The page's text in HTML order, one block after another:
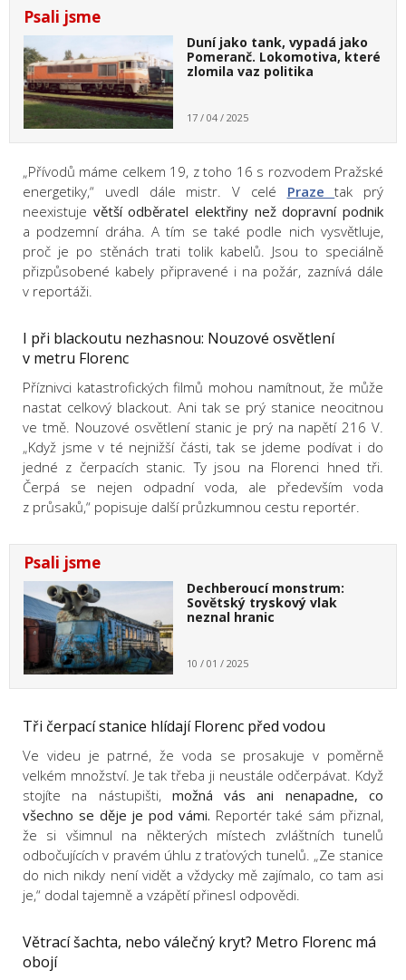
Psali jsme
Duní jako tank, vypadá jako
Pomeranč. Lokomotiva, které
zlomila vaz politika
17 / 04 / 2025
„Přívodů máme celkem 19, z toho 16 s rozvodem Pražské
energetiky,“ uvedl dále mistr. V celé Prazetak prý
neexistuje větší odběratel elektřiny než dopravní podnik
a podzemní dráha. A tím se také podle nich vysvětluje,
proč je po stěnách trati tolik kabelů. Jsou to speciálně
přizpůsobené kabely připravené i na požár, zaznívá dále
v reportáži.
I při blackoutu nezhasnou: Nouzové osvětlení
v metru Florenc
Příznivci katastrofických filmů mohou namítnout, že může
nastat celkový blackout. Ani tak se prý stanice neocitnou
ve tmě. Nouzové osvětlení stanic je prý na napětí 216 V.
„Když jsme v té nejnižší části, tak se jdeme podívat i do
jedné z čerpacích stanic. Ty jsou na Florenci hned tři.
Čerpá se nejen odpadní voda, ale především voda
z průsaků,“ popisuje další průzkumnou cestu reportér.
Psali jsme
Dechberoucí monstrum:
Sovětský tryskový vlak
neznal hranic
10 / 01 / 2025
Tři čerpací stanice hlídají Florenc před vodou
Ve videu je patrné, že voda se prosakuje v poměrně
velkém množství. Je tak třeba ji neustále odčerpávat. Když
stojíte na nástupišti, možná vás ani nenapadne, co
všechno se děje je pod vámi. Reportér také sám přiznal,
že si všimnul na některých místech zvláštních tunelů
odbočujících v pravém úhlu z traťových tunelů. „Ze stanice
do nich nikdy není vidět a vždycky mě zajímalo, co tam asi
je,“ dodal tajemně a vzápětí přinesl odpovědi.
Větrací šachta, nebo válečný kryt? Metro Florenc má
obojí